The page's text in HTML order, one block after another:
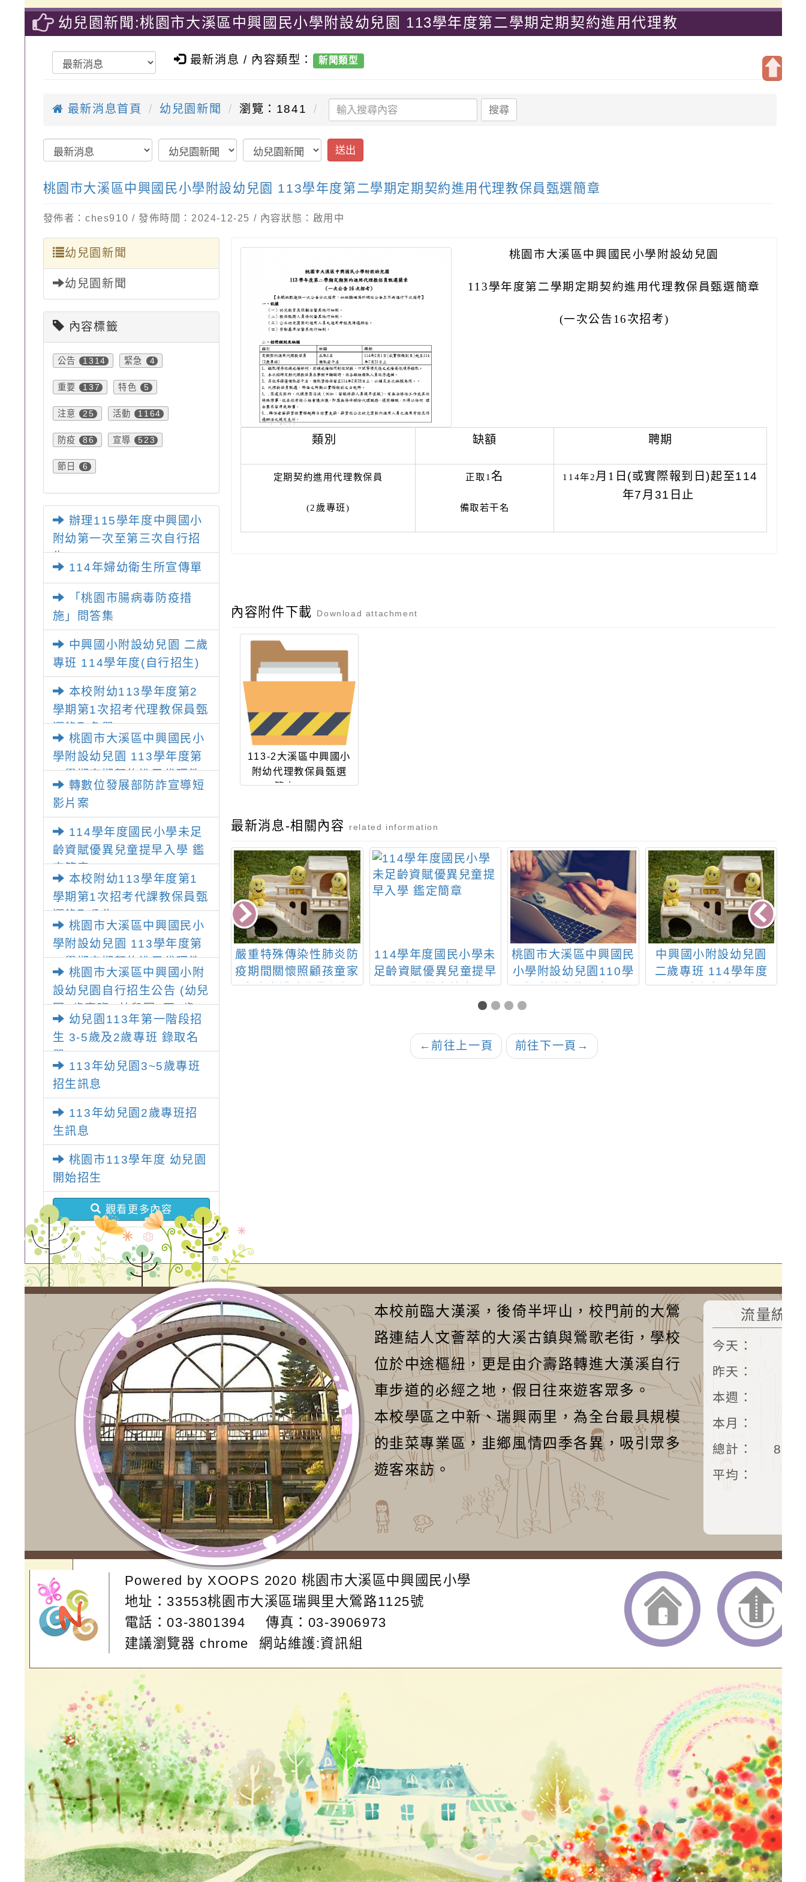
幼兒園新聞:桃園市大溪區中興國民小學附設幼兒園 113學年度第二學期定期契約進用代理教
最新消息 / 內容類型： 新聞類型
最新消息首頁 幼兒園新聞 瀏覽：1841 搜尋
送出
桃園市大溪區中興國民小學附設幼兒園 113學年度第二學期定期契約進用代理教保員甄選簡章
發佈者：ches910 / 發佈時間：2024-12-25 / 內容狀態：啟用中
幼兒園新聞
幼兒園新聞
內容標籤
公告 1314 緊急 4
重要 137 特色 5
注意 25 活動 1164
防疫 86 宣導 523
節日 6
辦理115學年度中興國小
附幼第一次至第三次自行招
生
114年婦幼衛生所宣傳單
「桃園市腸病毒防疫措
施」問答集
中興國小附設幼兒園 二歲
專班 114學年度(自行招生)
本校附幼113學年度第2
學期第1次招考代理教保員甄
選錄取名單
桃園市大溪區中興國民小
學附設幼兒園 113學年度第
二學期定期契約進用代理教
保員甄選簡章
轉數位發展部防詐宣導短
影片案
114學年度國民小學未足
齡資賦優異兒童提早入學 鑑
定簡章
本校附幼113學年度第1
學期第1次招考代課教保員甄
選錄取公告
桃園市大溪區中興國民小
學附設幼兒園 113學年度第
一學期定期契約進用代理教
保員甄選簡章
桃園市大溪區中興國小附
設幼兒園自行招生公告 (幼兒
園2歲專班)(幼兒園3至5歲)
幼兒園113年第一階段招
生 3-5歲及2歲專班 錄取名
單~
113年幼兒園3~5歲專班
招生訊息
113年幼兒園2歲專班招
生訊息
桃園市113學年度 幼兒園
開始招生
觀看更多內容
桃園市大溪區中興國民小學附設幼兒園
113學年度第二學期定期契約進用代理教保員甄選簡章
(一次公告16次招考)
類別 缺額 聘期
定期契約進用代理教保員
(2 歲專班)
正取1名
備取若干名
114年2 月1 日(或實際報到日)起至114
年7月31日止
內容附件下載 Download attachment
113-2大溪區中興國小
附幼代理教保員甄選
簡章 1224
最新消息-相關內容 related information
部修正「六歲
兒童主動關懷
自111年1月1
生效。
幼兒園112學年第一階
段正取名單
嚴重特殊傳染性肺炎防
疫期間關懷照顧孩童家
庭防疫補貼作業須知
114學年度國民小學未
足齡資賦優異兒童提早
入學 鑑定簡章
桃園市大溪區中興國民
小學附設幼兒園110學
年度幼生錄取名單
中興國小附設幼兒園
二歲專班 114學年度
(自行招生)
← 前往上一頁 前往下一頁 →
本校前臨大漢溪，後倚半坪山，校門前的大鶯
路連結人文薈萃的大溪古鎮與鶯歌老街，學校
位於中途樞紐，更是由介壽路轉進大漢溪自行
車步道的必經之地，假日往來遊客眾多。
本校學區之中新、瑞興兩里，為全台最具規模
的韭菜專業區，韭鄉風情四季各異，吸引眾多
遊客來訪。
流量統計
今天：
昨天：
本週：
本月：
總計：
平均：
Powered byXOOPS 2020 桃園市大溪區中興國民小學
地址： 33553桃園市大溪區瑞興里大鶯路1125號
電話：03-3801394
傳真：03-3906973
建議瀏覽器 chrome
網站維護:資訊組